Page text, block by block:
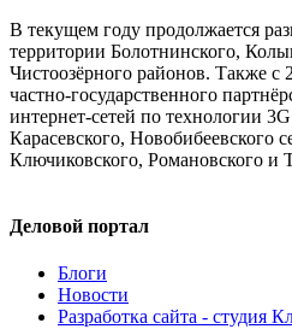
В текущем году продолжается
территории Болотнинского,
Чистоозёрного районов. Также с
частно-государственного
интернет-сетей по технологии
Карасевского, Новобибеевского
Ключиковского, Романовского и
Деловой портал
Блоги
Новости
Разработка сайта - студия